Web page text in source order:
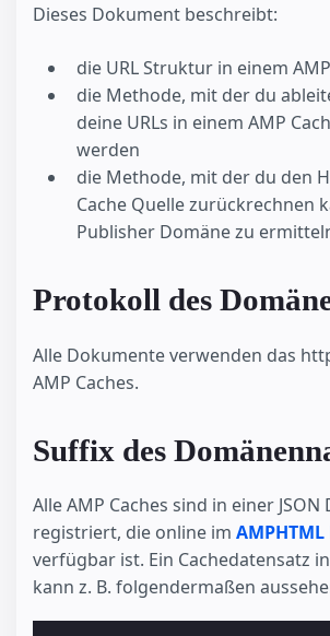
Dieses Dokument beschreibt:
die URL Struktur in einem
die Methode, mit der du
deine URLs in einem AMP
werden
die Methode, mit der du den
Cache Quelle zurückrechnen
Publisher Domäne zu
Protokoll des
Alle Dokumente verwenden das
AMP Caches.
Suffix des
Alle AMP Caches sind in einer JSON
registriert, die online im
verfügbar ist. Ein Cachedatensatz
kann z. B. folgendermaßen